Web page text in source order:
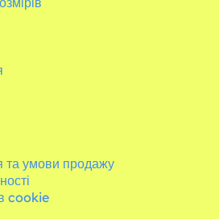
умови продажу
cookie